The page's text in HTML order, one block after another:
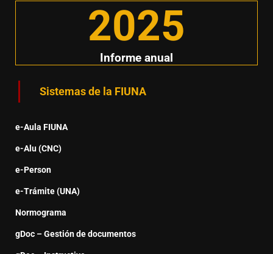
Informe anual
2025
Sistemas de la FIUNA
e-Aula FIUNA
e-Alu (CNC)
e-Person
e-Trámite (UNA)
Normograma
gDoc – Gestión de documentos